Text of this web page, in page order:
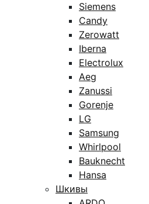
Siemens
Candy
Zerowatt
Iberna
Electrolux
Aeg
Zanussi
Gorenje
LG
Samsung
Whirlpool
Bauknecht
Hansa
Шкивы